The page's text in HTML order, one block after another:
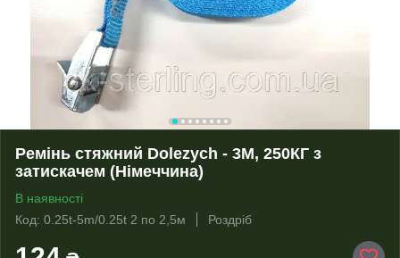
Ремінь стяжний Dolezych - 3М, 250КГ з
затискачем (Німеччина)
В наявності
Код: 0.25t-5m/0.25t 2 по 2,5м
Роздріб